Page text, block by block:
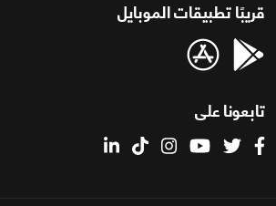
قريبًا تطبيقات الموبايل
تابعونا على